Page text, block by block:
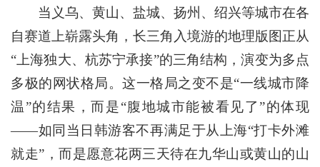
当义乌、黄山、盐城、扬州、绍兴等城市在各
自赛道上崭露头角，长三角入境游的地理版图正从
“上海独大、杭苏宁承接”的三角结构，演变为多点
多极的网状格局。这一格局之变不是“一线城市降
温”的结果，而是“腹地城市能被看见了”的体现
——如同当日韩游客不再满足于从上海“打卡外滩
就走”，而是愿意花两三天待在九华山或黄山的山